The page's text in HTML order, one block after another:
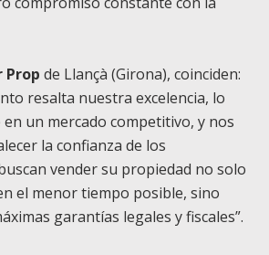
Prop de Llançà (Girona), coinciden:
resalta nuestra excelencia, lo
un mercado competitivo, y nos
la confianza de los
vender su propiedad no solo
el menor tiempo posible, sino
garantías legales y fiscales”.